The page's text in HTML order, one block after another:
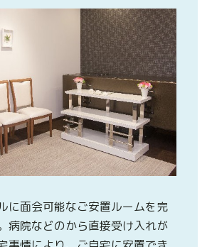
に面会可能なご安置ルームを完
病院などのから直接受け入れが